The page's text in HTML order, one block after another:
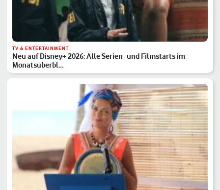
TV & ENTERTAINMENT
Neu auf Disney+ 2026: Alle Serien- und Filmstarts im
Monatsüberbl…